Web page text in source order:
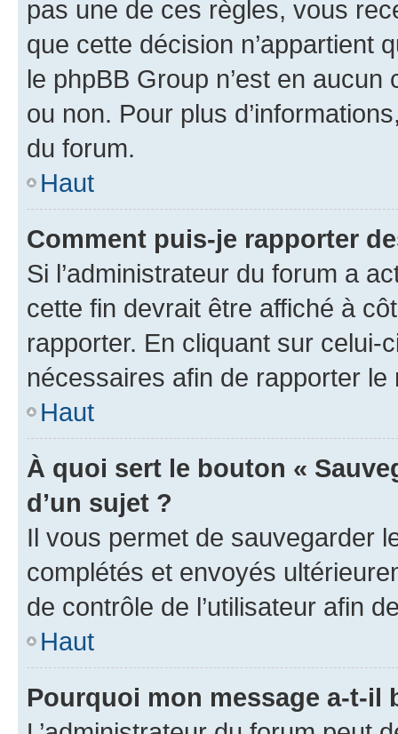
pas une de ces règles, vous
que cette décision n’appartient
le phpBB Group n’est en
ou non. Pour plus
du forum.
Haut
Comment puis-je rapporter
Si l’administrateur du forum a
cette fin devrait être affiché à
rapporter. En cliquant sur
nécessaires afin de rapporter le
Haut
À quoi sert le bouton «
d’un sujet ?
Il vous permet de sauvegarder
complétés et envoyés
de contrôle de l’utilisateur afin
Haut
Pourquoi mon message a-t-il